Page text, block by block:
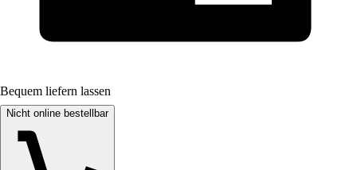
Bequem liefern lassen
Nicht online bestellbar